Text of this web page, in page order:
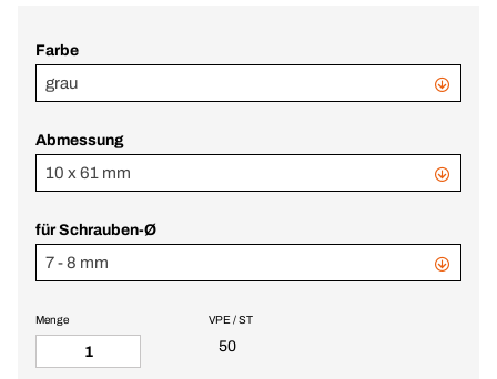
Farbe
grau
Abmessung
10 x 61 mm
für Schrauben-Ø
7 - 8 mm
VPE / ST
50
Menge